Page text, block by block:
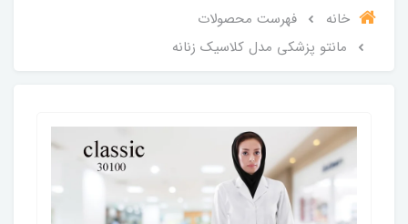
خانه
فهرست محصولات
مانتو پزشکی مدل کلاسیک زنانه